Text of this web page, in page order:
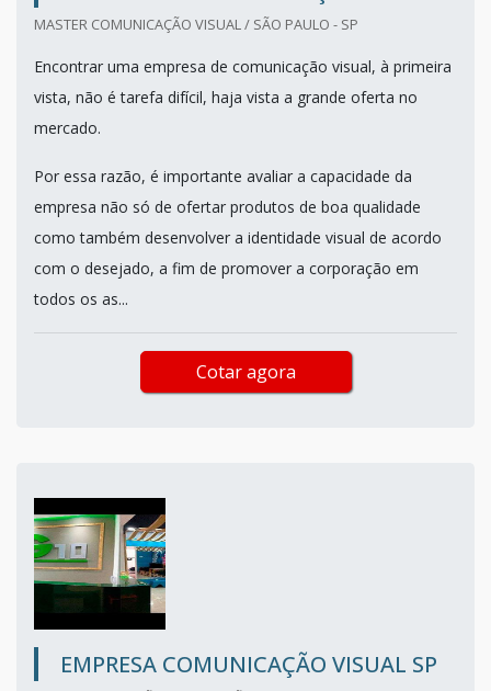
MASTER COMUNICAÇÃO VISUAL / SÃO PAULO - SP
Encontrar uma empresa de comunicação visual, à primeira
vista, não é tarefa difícil, haja vista a grande oferta no
mercado.
Por essa razão, é importante avaliar a capacidade da
empresa não só de ofertar produtos de boa qualidade
como também desenvolver a identidade visual de acordo
com o desejado, a fim de promover a corporação em
todos os as...
Cotar agora
EMPRESA COMUNICAÇÃO VISUAL SP